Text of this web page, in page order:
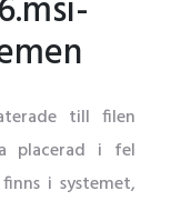
till filen
placerad i fel
i systemet,